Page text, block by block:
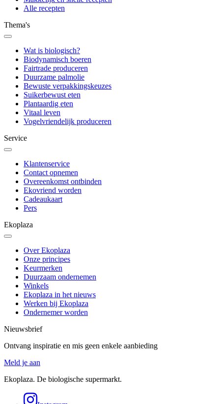
Alle recepten
Thema's
Wat is biologisch?
Biodynamisch boeren
Fairtrade produceren
Duurzame palmolie
Bewuste verpakkingskeuzes
Suikerbewust eten
Plantaardig eten
Vitaal leven
Vogelvriendelijk produceren
Service
Klantenservice
Contact opnemen
Overeenkomst ontbinden
Ekovriend worden
Cadeaukaart
Pers
Ekoplaza
Over Ekoplaza
Onze principes
Keurmerken
Duurzaam ondernemen
Winkels
Ekoplaza in het nieuws
Werken bij Ekoplaza
Ondernemer worden
Nieuwsbrief
Ontvang inspiratie en mis geen enkele aanbieding
Meld je aan
Ekoplaza. De biologische supermarkt.